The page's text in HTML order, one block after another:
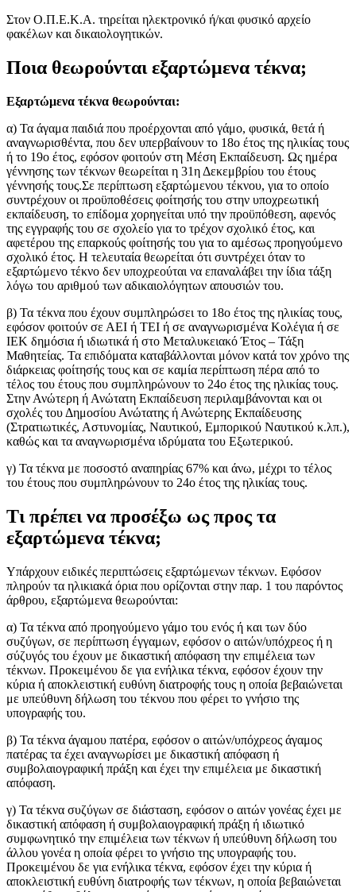
Στον Ο.Π.Ε.Κ.Α. τηρείται ηλεκτρονικό ή/και φυσικό αρχείο
φακέλων και δικαιολογητικών.
Ποια θεωρούνται εξαρτώμενα τέκνα;
Εξαρτώμενα τέκνα θεωρούνται:
α) Τα άγαμα παιδιά που προέρχονται από γάμο, φυσικά, θετά ή
αναγνωρισθέντα, που δεν υπερβαίνουν το 18ο έτος της ηλικίας τους
ή το 19ο έτος, εφόσον φοιτούν στη Μέση Εκπαίδευση. Ως ημέρα
γέννησης των τέκνων θεωρείται η 31η Δεκεμβρίου του έτους
γέννησής τους.Σε περίπτωση εξαρτώμενου τέκνου, για το οποίο
συντρέχουν οι προϋποθέσεις φοίτησής του στην υποχρεωτική
εκπαίδευση, το επίδομα χορηγείται υπό την προϋπόθεση, αφενός
της εγγραφής του σε σχολείο για το τρέχον σχολικό έτος, και
αφετέρου της επαρκούς φοίτησής του για το αμέσως προηγούμενο
σχολικό έτος. Η τελευταία θεωρείται ότι συντρέχει όταν το
εξαρτώμενο τέκνο δεν υποχρεούται να επαναλάβει την ίδια τάξη
λόγω του αριθμού των αδικαιολόγητων απουσιών του.
β) Τα τέκνα που έχουν συμπληρώσει το 18ο έτος της ηλικίας τους,
εφόσον φοιτούν σε ΑΕΙ ή TEI ή σε αναγνωρισμένα Κολέγια ή σε
ΙΕΚ δημόσια ή ιδιωτικά ή στο Μεταλυκειακό Έτος – Τάξη
Μαθητείας. Τα επιδόματα καταβάλλονται μόνον κατά τον χρόνο της
διάρκειας φοίτησής τους και σε καμία περίπτωση πέρα από το
τέλος του έτους που συμπληρώνουν το 24ο έτος της ηλικίας τους.
Στην Ανώτερη ή Ανώτατη Εκπαίδευση περιλαμβάνονται και οι
σχολές του Δημοσίου Ανώτατης ή Ανώτερης Εκπαίδευσης
(Στρατιωτικές, Αστυνομίας, Ναυτικού, Εμπορικού Ναυτικού κ.λπ.),
καθώς και τα αναγνωρισμένα ιδρύματα του Εξωτερικού.
γ) Τα τέκνα με ποσοστό αναπηρίας 67% και άνω, μέχρι το τέλος
του έτους που συμπληρώνουν το 24ο έτος της ηλικίας τους.
Τι πρέπει να προσέξω ως προς τα
εξαρτώμενα τέκνα;
Υπάρχουν ειδικές περιπτώσεις εξαρτώμενων τέκνων. Εφόσον
πληρούν τα ηλικιακά όρια που ορίζονται στην παρ. 1 του παρόντος
άρθρου, εξαρτώμενα θεωρούνται:
α) Τα τέκνα από προηγούμενο γάμο του ενός ή και των δύο
συζύγων, σε περίπτωση έγγαμων, εφόσον ο αιτών/υπόχρεος ή η
σύζυγός του έχουν με δικαστική απόφαση την επιμέλεια των
τέκνων. Προκειμένου δε για ενήλικα τέκνα, εφόσον έχουν την
κύρια ή αποκλειστική ευθύνη διατροφής τους η οποία βεβαιώνεται
με υπεύθυνη δήλωση του τέκνου που φέρει το γνήσιο της
υπογραφής του.
β) Τα τέκνα άγαμου πατέρα, εφόσον ο αιτών/υπόχρεος άγαμος
πατέρας τα έχει αναγνωρίσει με δικαστική απόφαση ή
συμβολαιογραφική πράξη και έχει την επιμέλεια με δικαστική
απόφαση.
γ) Τα τέκνα συζύγων σε διάσταση, εφόσον ο αιτών γονέας έχει με
δικαστική απόφαση ή συμβολαιογραφική πράξη ή ιδιωτικό
συμφωνητικό την επιμέλεια των τέκνων ή υπεύθυνη δήλωση του
άλλου γονέα η οποία φέρει το γνήσιο της υπογραφής του.
Προκειμένου δε για ενήλικα τέκνα, εφόσον έχει την κύρια ή
αποκλειστική ευθύνη διατροφής των τέκνων, η οποία βεβαιώνεται